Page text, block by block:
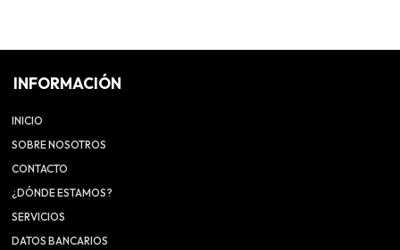
INFORMACIÓN
INICIO
SOBRE NOSOTROS
CONTACTO
¿DÓNDE ESTAMOS?
SERVICIOS
DATOS BANCARIOS